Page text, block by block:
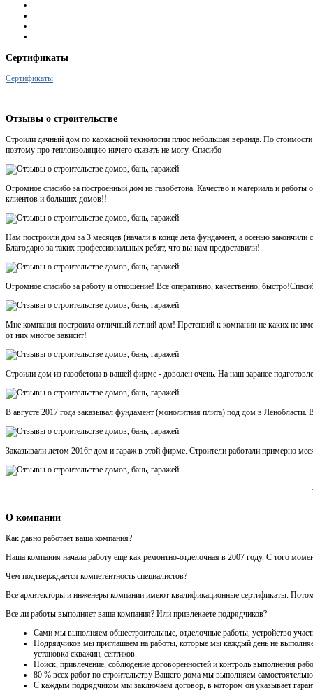
Сертификаты
Сертификаты
Отзывы о строительстве
Строили дачный дом по каркасной технологии плюс небольшая веранда. По
поэтому про теплоизоляцию ничего сказать не могу. Спасибо
Огромное спасибо за построенный дом из газобетона. Качество и материала и
клиентов и больших домов!!
Нам построили дом за 3 месяцев (начали в конце лета фундамент, а осенью
Благодарю за таких профессиональных ребят, что вы нам предоставили!
Огромное спасибо за работу и отношение! Все оперативно, качественно,
Мне компания построила отличный летний дом! Претензий к компании не каких не
от них многое зависит!
Строили дом из газобетона в вашей фирме - доволен очень. На наш заранее
В августе 2017 года заказывал фундамент (монолитная плита) под дом в
Заказывали летом 2016г дом и гараж в этой фирме. Строители работали примерно
О компании
Как давно работает ваша компания?
Наша компания начала работу еще как ремонтно-отделочная в 2007 году. С того
Чем подтверждается компетентность специалистов?
Все архитекторы и инженеры компании имеют квалификационные сертификаты.
Все ли работы выполняет ваша компания? Или привлекаете подрядчиков?
Сами мы выполняем общестроительные, отделочные работы, устройство
Подрядчиков мы приглашаем на работы, которые мы каждый день не
установка скважин, септиков.
Поиск, привлечение, соблюдение договоренностей и контроль выполнения
80 % всех работ по строительству Вашего дома мы выполняем
С каждым подрядчиком мы заключаем договор, в котором он указывает